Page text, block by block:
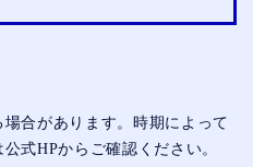
合があります。時期によって
式HPからご確認ください。